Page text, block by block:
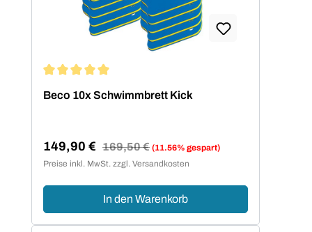
Beco 10x Schwimmbrett Kick
Verkaufspreis:
149,90 € Regulärer Preis:
169,50 € (11.56% gespart)
Preise inkl. MwSt. zzgl. Versandkosten
In den Warenkorb